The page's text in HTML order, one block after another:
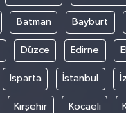
Batman Bayburt
Düzce Edirne
Isparta İstanbul
Kırşehir Kocaeli